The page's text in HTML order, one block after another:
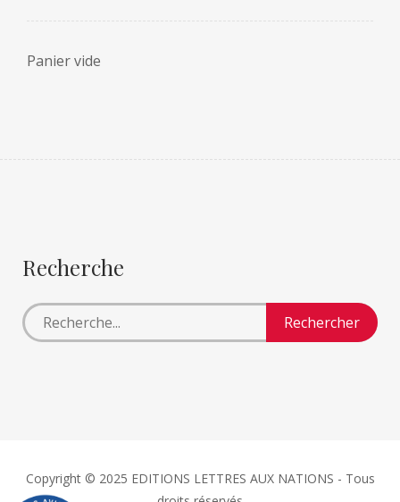
Panier vide
Recherche
Copyright © 2025 EDITIONS LETTRES AUX NATIONS - Tous